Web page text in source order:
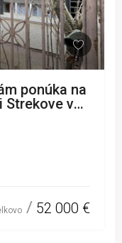
ponúka na
52 000 €